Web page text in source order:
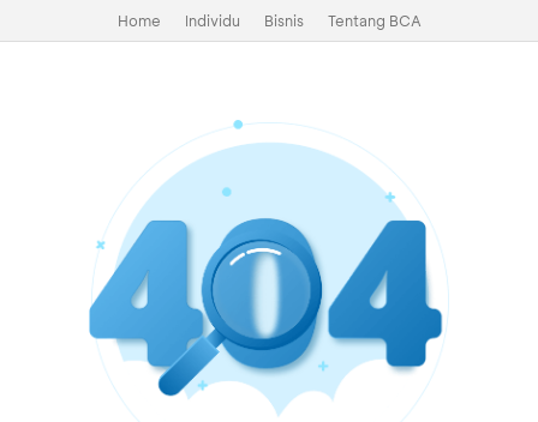
Home Individu Bisnis Tentang BCA